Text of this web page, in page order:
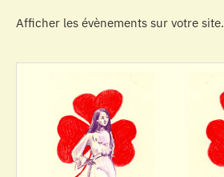
Afficher les évènements sur votre site.